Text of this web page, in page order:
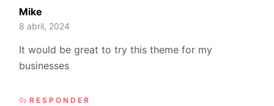
Mike
8 abril, 2024
It would be great to try this theme for my
businesses
RESPONDER